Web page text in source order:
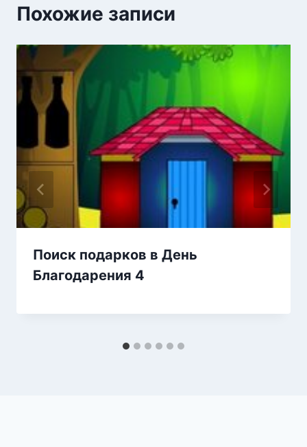
Похожие записи
Поиск подарков в День
Благодарения 4